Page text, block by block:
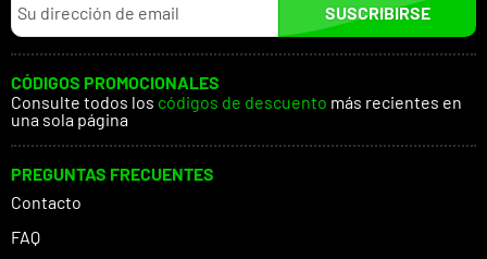
SUSCRIBIRSE
CÓDIGOS PROMOCIONALES
Consulte todos los códigos de descuento más recientes en
una sola página
PREGUNTAS FRECUENTES
Contacto
FAQ